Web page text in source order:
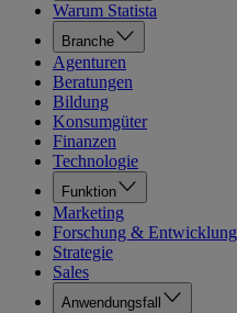
Warum Statista
Branche
Agenturen
Beratungen
Bildung
Konsumgüter
Finanzen
Technologie
Funktion
Marketing
Forschung & Entwicklung
Strategie
Sales
Anwendungsfall